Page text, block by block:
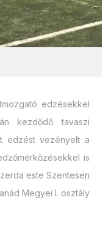
edzésekkel
kezdődő tavaszi
edzést vezényelt a
is
este Szentesen
Megyei I. osztály